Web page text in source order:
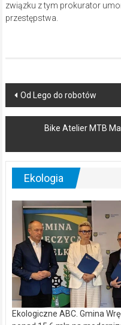
związku z tym prokurator
przestępstwa.
Post
navigation
Od Lego do robotów
Bike Atelier MTB
Ekologia
Ekologiczne ABC. Gmina